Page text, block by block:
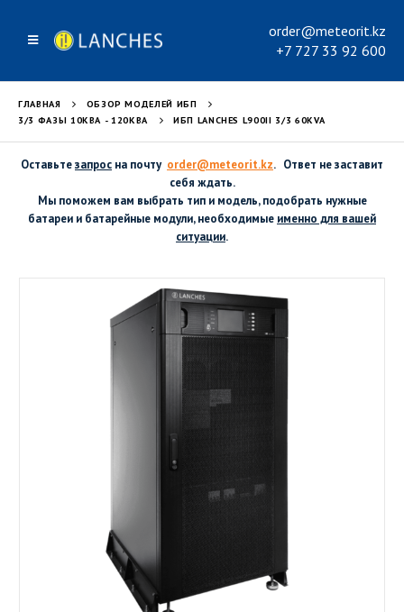
order@meteorit.kz
+7 727 33 92 600
ГЛАВНАЯ
ОБЗОР МОДЕЛЕЙ ИБП
3/3 ФАЗЫ 10КВА - 120КВА
ИБП LANCHES L900II 3/3 60KVA
Оставьтезапрос на почту order@meteorit.kz. Ответ не заставит
себя ждать.
Мы поможем вам выбрать тип и модель, подобрать нужные
батареи и батарейные модули, необходимые именно для вашей
ситуации.